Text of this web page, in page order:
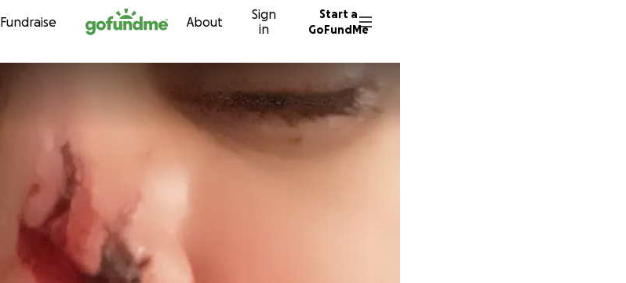
Skip to content
Fundraise About
Sign
in
Start a
GoFundMe